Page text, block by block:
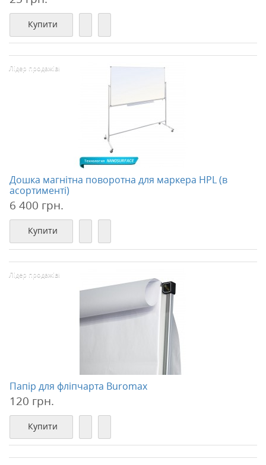
Купити
Лідер продажів!
Дошка магнітна поворотна для маркера HPL (в
асортименті)
6 400 грн.
Купити
Лідер продажів!
Папір для фліпчарта Buromax
120 грн.
Купити